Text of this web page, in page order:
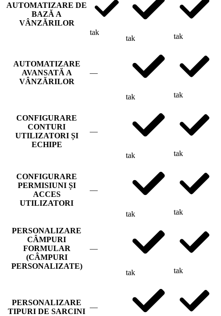
AUTOMATIZARE DE
BAZĂ A
VÂNZĂRILOR
tak
tak tak
AUTOMATIZARE
AVANSATĂ A
VÂNZĂRILOR
—
tak tak
CONFIGURARE
CONTURI
UTILIZATORI ȘI
ECHIPE
—
tak tak
CONFIGURARE
PERMISIUNI ȘI
ACCES
UTILIZATORI
—
tak tak
PERSONALIZARE
CÂMPURI
FORMULAR
(CÂMPURI
PERSONALIZATE)
—
tak tak
PERSONALIZARE
TIPURI DE SARCINI
—